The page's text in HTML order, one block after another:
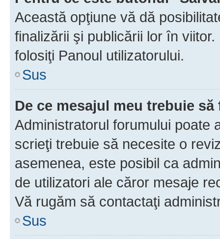
Această opţiune vă dă
finalizării şi publicării lor în
folosiţi Panoul utilizatorului.
Sus
De ce mesajul meu trebuie
Administratorul forumului poate
scrieţi trebuie să necesite o
asemenea, este posibil ca
de utilizatori ale căror mesaje
Vă rugăm să contactaţi
Sus